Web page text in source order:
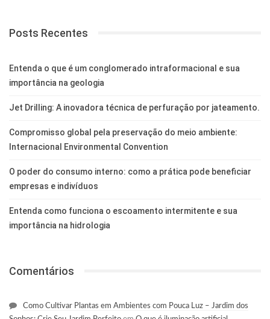
Posts Recentes
Entenda o que é um conglomerado intraformacional e sua
importância na geologia
Jet Drilling: A inovadora técnica de perfuração por jateamento.
Compromisso global pela preservação do meio ambiente:
Internacional Environmental Convention
O poder do consumo interno: como a prática pode beneficiar
empresas e indivíduos
Entenda como funciona o escoamento intermitente e sua
importância na hidrologia
Comentários
Como Cultivar Plantas em Ambientes com Pouca Luz – Jardim dos